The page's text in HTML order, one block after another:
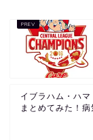
イブラハム・ハ
まとめてみた！病